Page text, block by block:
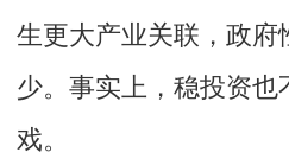
生更大产业关联，政
少。事实上，稳投资也
戏。